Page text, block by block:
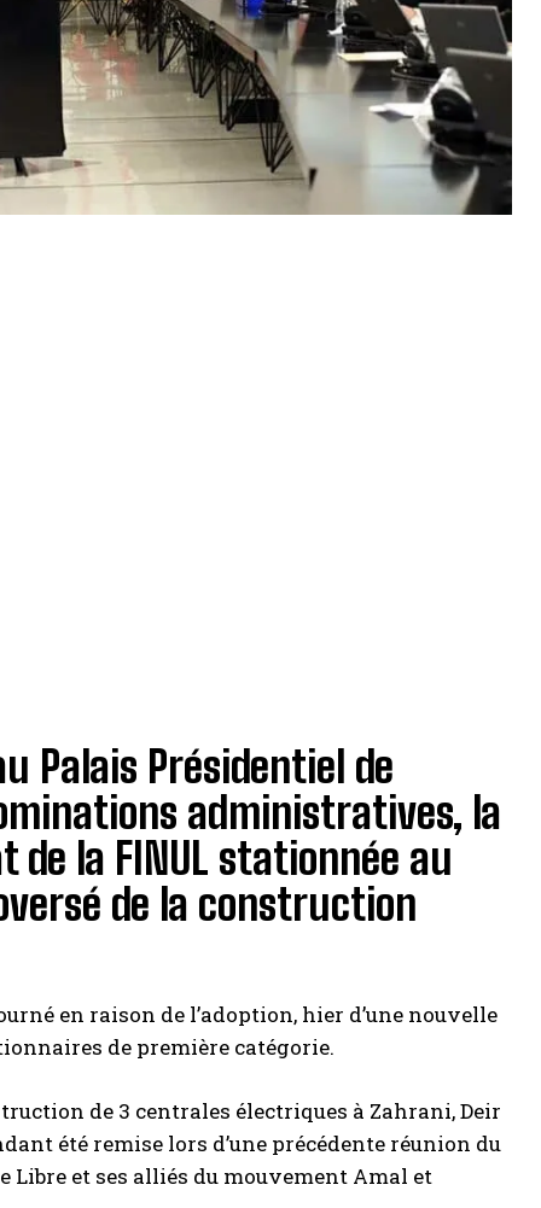
Palais Présidentiel de
administratives, la
la FINUL stationnée au
de la construction
en raison de l’adoption, hier d’une nouvelle
de première catégorie.
de 3 centrales électriques à Zahrani, Deir
été remise lors d’une précédente réunion du
et ses alliés du mouvement Amal et